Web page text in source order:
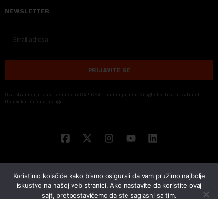
NEWSLETTER
PRIJAVITE SE
Ova stranica je zaštićena sa reCAPTCHA i primenjuju se Google Politika privatnosti i
Uslovi korišćenja usluge
Koristimo kolačiće kako bismo osigurali da vam pružimo najbolje
iskustvo na našoj veb stranici. Ako nastavite da koristite ovaj
sajt, pretpostavićemo da ste saglasni sa tim.